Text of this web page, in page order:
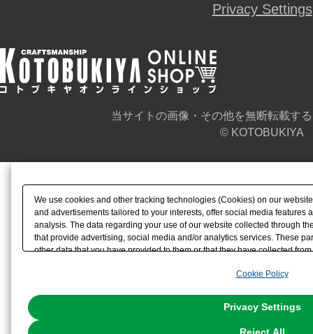
Privacy Settings
当サイトの画像・その他を無断転載す
© KOTOBUKIYA
We use cookies and other tracking technologies (Cookies) on our
and advertisements tailored to your interests, offer social media features
analysis. The data regarding your use of our website collected through
that provide advertising, social media and/or analytics services. These
other data that you have provided to them or that they have collected
the use of all Cookies except for Strictly Necessary Cookies, please
Cookie Policy
Privacy Settings